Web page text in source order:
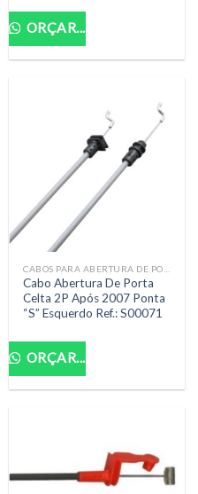
ORÇAR...
Cabo Abertura De Porta
Celta 2P Após 2007 Ponta
“S” Esquerdo Ref.: S00071
ORÇAR...